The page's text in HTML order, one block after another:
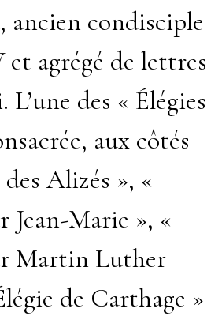
ancien condisciple
agrégé de lettres
des « Élégies
aux côtés
Alizés », «
Jean-Marie », «
Martin Luther
de Carthage »